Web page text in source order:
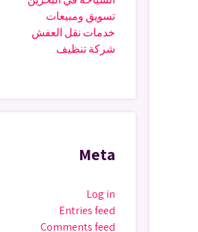
تسويق ومبيعات
خدمات نقل العفش
شركة تنظيف
Meta
Log in
Entries feed
Comments feed